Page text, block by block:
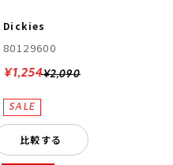
Dickies
80129600
¥2,090
¥1,254
比較する